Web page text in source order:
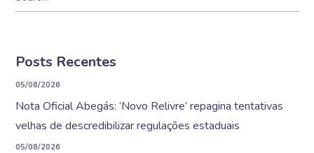
Posts Recentes
05/08/2026
Nota Oficial Abegás: ‘Novo Relivre’ repagina tentativas
velhas de descredibilizar regulações estaduais
05/08/2026